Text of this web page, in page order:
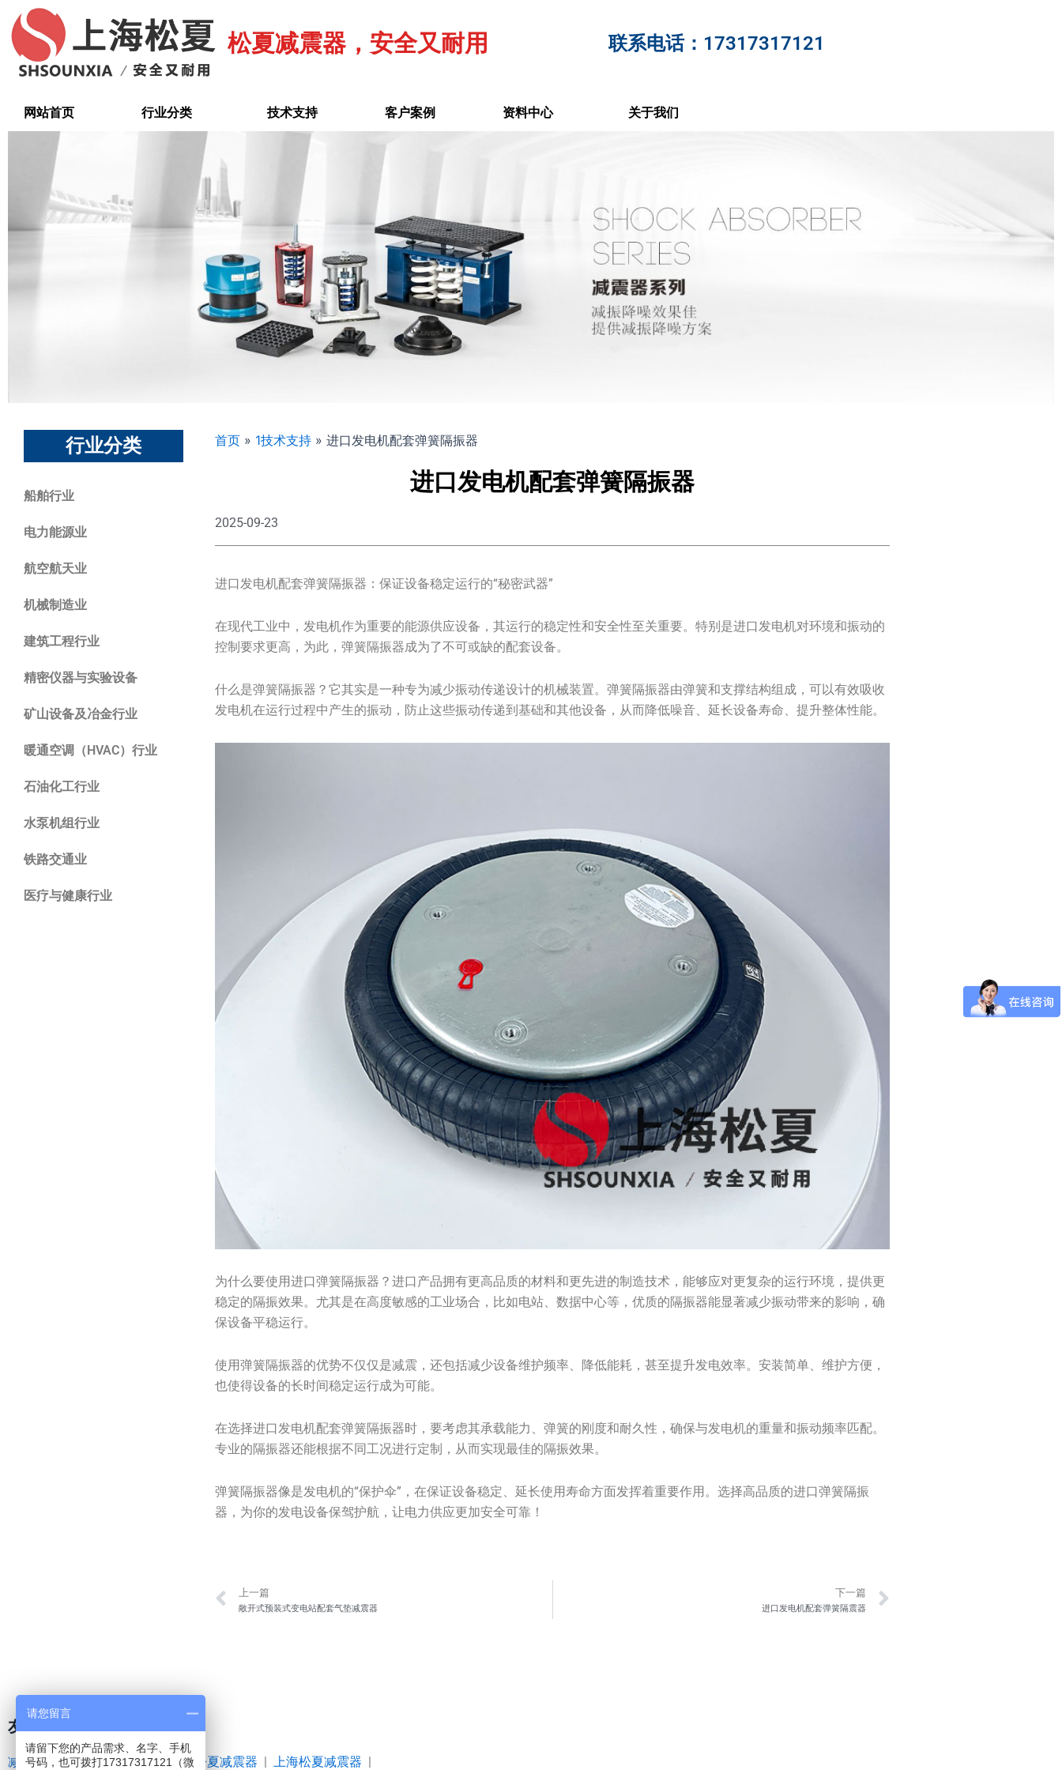
至
松夏减震器，安全又耐用 联系电话：17317317121
网站首页 行业分类 技术支持 客户案例 资料中心 关于我们
行业分类
船舶行业
电力能源业
航空航天业
机械制造业
建筑工程行业
精密仪器与实验设备
矿山设备及冶金行业
暖通空调（HVAC）行业
石油化工行业
水泵机组行业
铁路交通业
医疗与健康行业
首页 » 1技术支持 » 进口发电机配套弹簧隔振器
进口发电机配套弹簧隔振器
2025-09-23
进口发电机配套弹簧隔振器：保证设备稳定运行的“秘密武器”
在现代工业中，发电机作为重要的能源供应设备，其运行的稳定性和安全性至关重要。特别是进口发电机对环境和振动的
控制要求更高，为此，弹簧隔振器成为了不可或缺的配套设备。
什么是弹簧隔振器？它其实是一种专为减少振动传递设计的机械装置。弹簧隔振器由弹簧和支撑结构组成，可以有效吸收
发电机在运行过程中产生的振动，防止这些振动传递到基础和其他设备，从而降低噪音、延长设备寿命、提升整体性能。
为什么要使用进口弹簧隔振器？进口产品拥有更高品质的材料和更先进的制造技术，能够应对更复杂的运行环境，提供更
稳定的隔振效果。尤其是在高度敏感的工业场合，比如电站、数据中心等，优质的隔振器能显著减少振动带来的影响，确
保设备平稳运行。
使用弹簧隔振器的优势不仅仅是减震，还包括减少设备维护频率、降低能耗，甚至提升发电效率。安装简单、维护方便，
也使得设备的长时间稳定运行成为可能。
在选择进口发电机配套弹簧隔振器时，要考虑其承载能力、弹簧的刚度和耐久性，确保与发电机的重量和振动频率匹配。
专业的隔振器还能根据不同工况进行定制，从而实现最佳的隔振效果。
弹簧隔振器像是发电机的“保护伞”，在保证设备稳定、延长使用寿命方面发挥着重要作用。选择高品质的进口弹簧隔振
器，为你的发电设备保驾护航，让电力供应更加安全可靠！
Prev
上一篇
敞开式预装式变电站配套气垫减震器
下一篇
进口发电机配套弹簧隔震器
友情链接
减震器|空气弹簧|橡胶接头 | 松夏减震器 | 上海松夏减震器 |
请您留言
请留下您的产品需求、名字、手机
号码，也可拨打17317317121（微